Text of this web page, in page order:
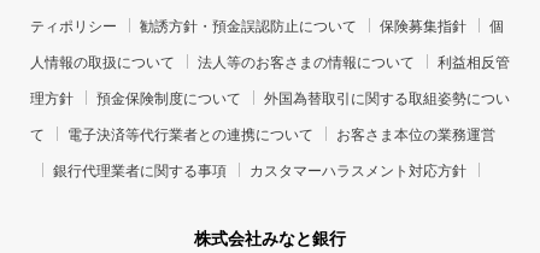
ティポリシー 勧誘方針・預金誤認防止について 保険募集指針 個
人情報の取扱について 法人等のお客さまの情報について 利益相反管
理方針 預金保険制度について 外国為替取引に関する取組姿勢につい
て 電子決済等代行業者との連携について お客さま本位の業務運営
銀行代理業者に関する事項 カスタマーハラスメント対応方針
株式会社みなと銀行